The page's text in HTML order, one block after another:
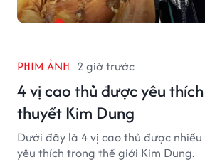
PHIM ẢNH 2 giờ trước
4 vị cao thủ được yêu
thuyết Kim Dung
Dưới đây là 4 vị cao thủ được
yêu thích trong thế giới Kim Dung.